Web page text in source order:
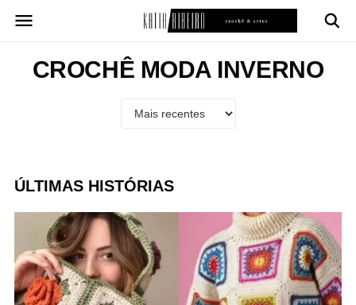
para
conteúdoCROCHÊ MODA INVERNO
ÚLTIMAS HISTÓRIAS